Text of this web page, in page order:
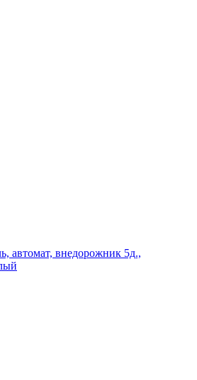
автомат, внедорожник 5д.,